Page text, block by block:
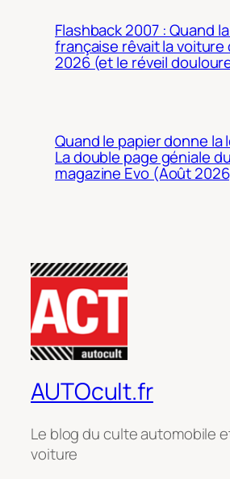
Flashback 2007 : Quand
française rêvait la voiture
2026 (et le réveil
Quand le papier donne la
La double page géniale du
magazine Evo (Août
AUTOcult.fr
Le blog du culte automobile
voiture